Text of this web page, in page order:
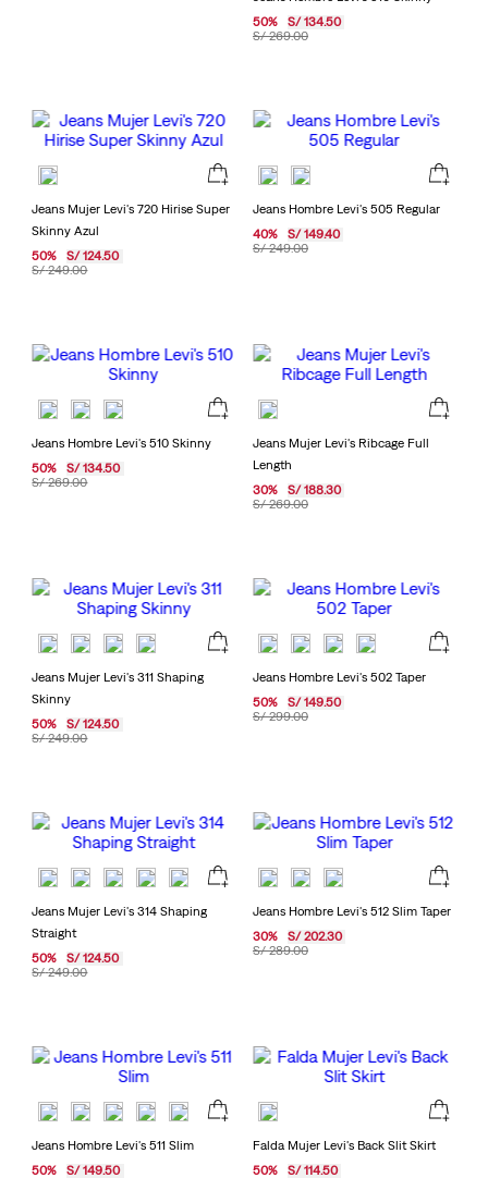
S/ 269.00
50% S/ 134.50
Jeans Mujer Levi's 720 Hirise Super
Skinny Azul
S/ 249.00
50% S/ 124.50
Jeans Hombre Levi's 505 Regular
S/ 249.00
40% S/ 149.40
Jeans Hombre Levi's 510 Skinny
S/ 269.00
50% S/ 134.50
Jeans Mujer Levi's Ribcage Full
Length
S/ 269.00
30% S/ 188.30
Jeans Mujer Levi's 311 Shaping
Skinny
S/ 249.00
50% S/ 124.50
Jeans Hombre Levi's 502 Taper
S/ 299.00
50% S/ 149.50
Jeans Mujer Levi's 314 Shaping
Straight
S/ 249.00
50% S/ 124.50
Jeans Hombre Levi's 512 Slim Taper
S/ 289.00
30% S/ 202.30
Jeans Hombre Levi's 511 Slim
50% S/ 149.50
Falda Mujer Levi's Back Slit Skirt
50% S/ 114.50